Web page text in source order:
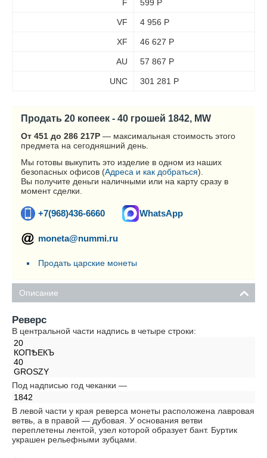
F 599 Р
VF 4 956 Р
XF 46 627 Р
AU 57 867 Р
UNC 301 281 Р
Продать 20 копеек - 40 грошей 1842, MW
От 451 до 286 217Р — максимальная стоимость этого
предмета на сегодняшний день.
Мы готовы выкупить это изделие в одном из наших
безопасных офисов (Адреса и как добраться).
Вы получите деньги наличными или на карту сразу в
момент сделки.
+7(968)436-6660 WhatsApp
moneta@nummi.ru
Продать царские монеты
Описание
Реверс
В центральной части надпись в четыре строки:
20
КОПѢЕКЪ
40
GROSZY
Под надписью год чеканки —
1842
В левой части у края реверса монеты расположена лавровая
ветвь, а в правой — дубовая. У основания ветви
переплетены лентой, узел которой образует бант. Буртик
украшен рельефными зубцами.